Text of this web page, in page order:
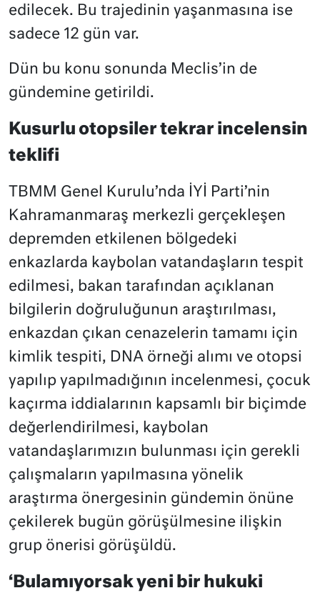
edilecek. Bu trajedinin yaşanmasına ise
sadece 12 gün var.
Dün bu konu sonunda Meclis’in de
gündemine getirildi.
Kusurlu otopsiler tekrar incelensin
teklifi
TBMM Genel Kurulu’nda İYİ Parti’nin
Kahramanmaraş merkezli gerçekleşen
depremden etkilenen bölgedeki
enkazlarda kaybolan vatandaşların tespit
edilmesi, bakan tarafından açıklanan
bilgilerin doğruluğunun araştırılması,
enkazdan çıkan cenazelerin tamamı için
kimlik tespiti, DNA örneği alımı ve otopsi
yapılıp yapılmadığının incelenmesi, çocuk
kaçırma iddialarının kapsamlı bir biçimde
değerlendirilmesi, kaybolan
vatandaşlarımızın bulunması için gerekli
çalışmaların yapılmasına yönelik
araştırma önergesinin gündemin önüne
çekilerek bugün görüşülmesine ilişkin
grup önerisi görüşüldü.
‘Bulamıyorsak yeni bir hukuki